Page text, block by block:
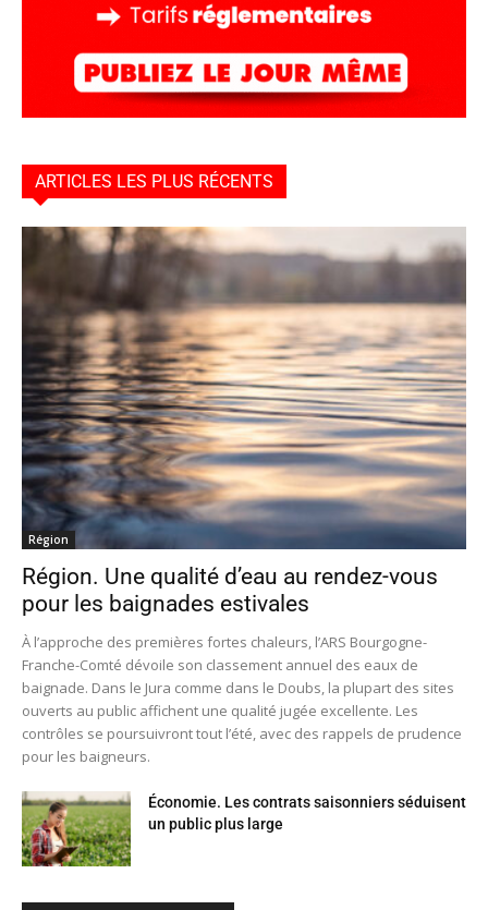
ARTICLES LES PLUS RÉCENTS
Région
Région. Une qualité d’eau au rendez-vous
pour les baignades estivales
À l’approche des premières fortes chaleurs, l’ARS Bourgogne-
Franche-Comté dévoile son classement annuel des eaux de
baignade. Dans le Jura comme dans le Doubs, la plupart des sites
ouverts au public affichent une qualité jugée excellente. Les
contrôles se poursuivront tout l’été, avec des rappels de prudence
pour les baigneurs.
Économie. Les contrats saisonniers séduisent
un public plus large